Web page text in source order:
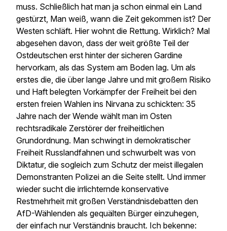
muss. Schließlich hat man ja schon einmal ein Land
gestürzt, Man weiß, wann die Zeit gekommen ist? Der
Westen schläft. Hier wohnt die Rettung. Wirklich? Mal
abgesehen davon, dass der weit größte Teil der
Ostdeutschen erst hinter der sicheren Gardine
hervorkam, als das System am Boden lag. Um als
erstes die, die über lange Jahre und mit großem Risiko
und Haft belegten Vorkämpfer der Freiheit bei den
ersten freien Wahlen ins Nirvana zu schickten: 35
Jahre nach der Wende wählt man im Osten
rechtsradikale Zerstörer der freiheitlichen
Grundordnung. Man schwingt in demokratischer
Freiheit Russlandfahnen und schwurbelt was von
Diktatur, die sogleich zum Schutz der meist illegalen
Demonstranten Polizei an die Seite stellt. Und immer
wieder sucht die irrlichternde konservative
Restmehrheit mit großen Verständnisdebatten den
AfD-Wählenden als gequälten Bürger einzuhegen,
der einfach nur Verständnis braucht. Ich bekenne: